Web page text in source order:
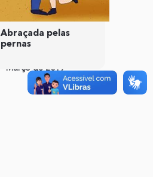
Coerência
7
Março de 2019
Abraçada pelas
pernas